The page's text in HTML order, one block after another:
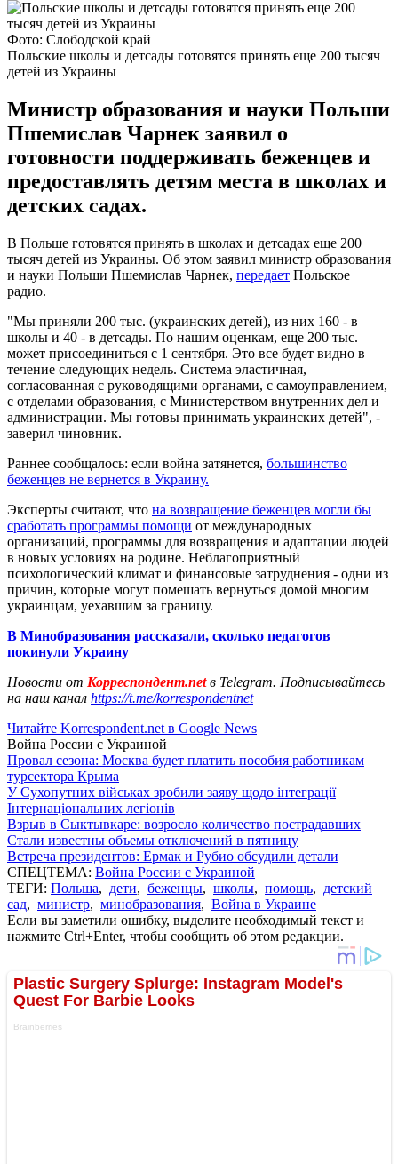
Фото: Слободской край
Польские школы и детсады готовятся принять еще 200 тысяч
детей из Украины
Министр образования и науки Польши
Пшемислав Чарнек заявил о
готовности поддерживать беженцев и
предоставлять детям места в школах и
детских садах.
В Польше готовятся принять в школах и детсадах еще 200
тысяч детей из Украины. Об этом заявил министр образования
и науки Польши Пшемислав Чарнек, передает Польское
радио.
"Мы приняли 200 тыс. (украинских детей), из них 160 - в
школы и 40 - в детсады. По нашим оценкам, еще 200 тыс.
может присоединиться с 1 сентября. Это все будет видно в
течение следующих недель. Система эластичная,
согласованная с руководящими органами, с самоуправлением,
с отделами образования, с Министерством внутренних дел и
администрации. Мы готовы принимать украинских детей", -
заверил чиновник.
Раннее сообщалось: если война затянется, большинство
беженцев не вернется в Украину.
Эксперты считают, что на возвращение беженцев могли бы
сработать программы помощи от международных
организаций, программы для возвращения и адаптации людей
в новых условиях на родине. Неблагоприятный
психологический климат и финансовые затруднения - одни из
причин, которые могут помешать вернуться домой многим
украинцам, уехавшим за границу.
В Минобразования рассказали, сколько педагогов
покинули Украину
Новости от Корреспондент.netв Telegram. Подписывайтесь
на наш канал https://t.me/korrespondentnet
Читайте Korrespondent.net в Google News
Война России с Украиной
Провал сезона: Москва будет платить пособия работникам
турсектора Крыма
У Сухопутних військах зробили заяву щодо інтеграції
Інтернаціональних легіонів
Взрыв в Сыктывкаре: возросло количество пострадавших
Стали известны объемы отключений в пятницу
Встреча президентов: Ермак и Рубио обсудили детали
СПЕЦТЕМА: Война России с Украиной
ТЕГИ: Польша, дети, беженцы, школы, помощь, детский
сад, министр, минобразования, Война в Украине
Если вы заметили ошибку, выделите необходимый текст и
нажмите Ctrl+Enter, чтобы сообщить об этом редакции.